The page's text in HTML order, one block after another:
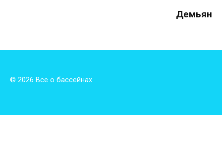
Демьян
© 2026 Все о бассейнах